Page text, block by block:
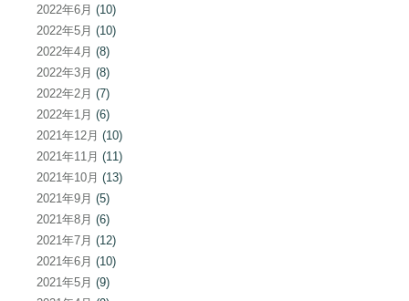
2022年6月 (10)
2022年5月 (10)
2022年4月 (8)
2022年3月 (8)
2022年2月 (7)
2022年1月 (6)
2021年12月 (10)
2021年11月 (11)
2021年10月 (13)
2021年9月 (5)
2021年8月 (6)
2021年7月 (12)
2021年6月 (10)
2021年5月 (9)